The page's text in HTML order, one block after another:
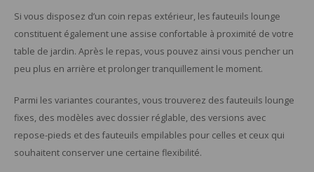
Si vous disposez d’un coin repas extérieur, les fauteuils lounge
constituent également une assise confortable à proximité de votre
table de jardin. Après le repas, vous pouvez ainsi vous pencher un
peu plus en arrière et prolonger tranquillement le moment.
Parmi les variantes courantes, vous trouverez des fauteuils lounge
fixes, des modèles avec dossier réglable, des versions avec
repose-pieds et des fauteuils empilables pour celles et ceux qui
souhaitent conserver une certaine flexibilité.